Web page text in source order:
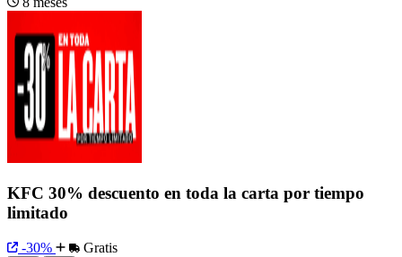
KFC 30% descuento en toda la carta por tiempo
limitado
-30% Gratis